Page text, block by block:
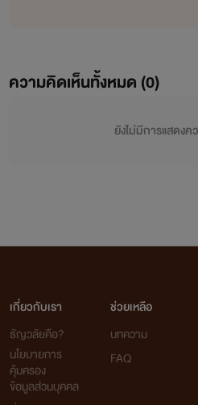
ความคิดเห็นทั้งหมด (0)
ยังไม่มีการแสดง
เกี่ยวกับเรา
ธัญวลัยคือ?
นโยบายการ
คุ้มครอง
ข้อมูลส่วนบุคคล
ช่วยเหลือ
บทความ
FAQ